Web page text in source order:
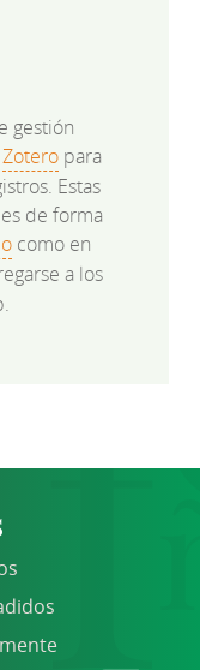
gestión
Zoteropara
Estas
de forma
como en
a los